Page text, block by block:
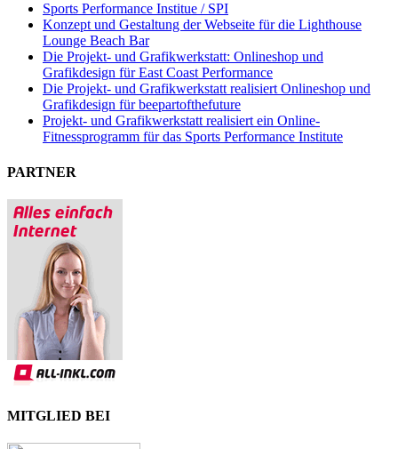
Sports Performance Institue / SPI
Konzept und Gestaltung der Webseite für die Lighthouse
Lounge Beach Bar
Die Projekt- und Grafikwerkstatt: Onlineshop und
Grafikdesign für East Coast Performance
Die Projekt- und Grafikwerkstatt realisiert Onlineshop und
Grafikdesign für beepartofthefuture
Projekt- und Grafikwerkstatt realisiert ein Online-
Fitnessprogramm für das Sports Performance Institute
PARTNER
MITGLIED BEI